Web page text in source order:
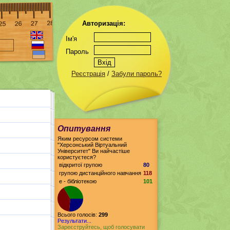
Авторизація:
Ім'я
Пароль
Реєстрація / Забули пароль?
Опитування
Яким ресурсом системи
"Херсонський Віртуальний
Університет" Ви найчастіше
користуєтеся?
відкритої групою
80
групою дистанційного навчання 118
е - бібліотекою
101
Всього голосів: 299
Результати...
Зареєструйтесь, щоб голосувати